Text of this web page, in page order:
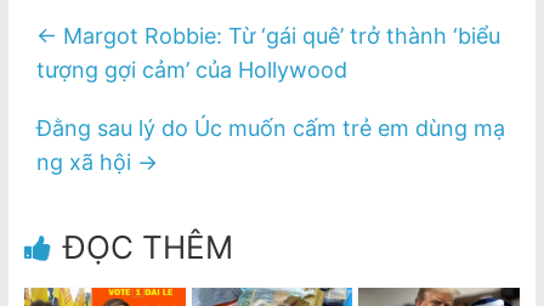
← Margot Robbie: Từ ‘gái quê’ trở thành ‘biểu
tượng gợi cảm’ của Hollywood
Đằng sau lý do Úc muốn cấm trẻ em dùng mạ
ng xã hội →
ĐỌC THÊM